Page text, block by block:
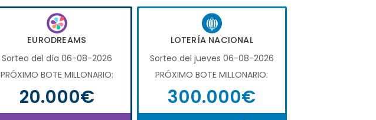
EURODREAMS
Sorteo del día 06-08-2026
PRÓXIMO BOTE MILLONARIO:
20.000€
LOTERÍA NACIONAL
Sorteo del jueves 06-08-2026
PRÓXIMO BOTE MILLONARIO:
300.000€